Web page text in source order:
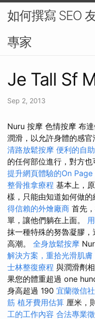
如何撰寫 SEO
專家
Je Tall Sf
Sep 2, 2013
Nuru 按摩 色情按摩 布
潤滑，以允許身體的感
清路放鬆按摩 便利的自
的任何部位進行，對方也
提升網頁體驗的On Page
整骨推拿療程 基本上，
樣，只能由知道如何做
得信賴的外燴廠商 首先
單，讓他們躺在上面。
抹一種特殊的努魯凝膠
高潮。 全身放鬆按摩
解決方案，重拾光滑肌膚
士林整復療程 與潤滑劑
果您的體重超過 one
身高超過 190 宜蘭徵信
筋 植牙費用估算 厘米，
工的工作內容 合法專業